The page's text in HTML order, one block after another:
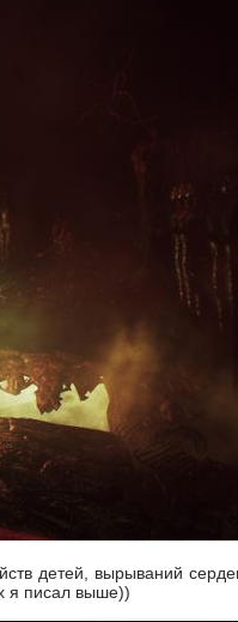
детей, вырываний
я писал выше))